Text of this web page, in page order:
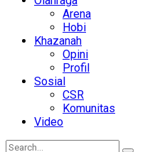
Arena
Hobi
Khazanah
Opini
Profil
Sosial
CSR
Komunitas
Video